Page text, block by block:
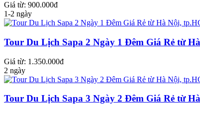
Giá từ: 900.000đ
1-2 ngày
Tour Du Lịch Sapa 2 Ngày 1 Đêm Giá Rẻ từ
Giá từ: 1.350.000đ
2 ngày
Tour Du Lịch Sapa 3 Ngày 2 Đêm Giá Rẻ từ